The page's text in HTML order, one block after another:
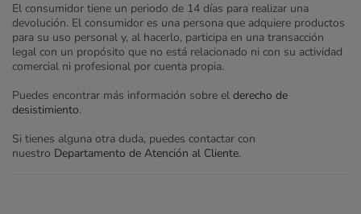
El consumidor tiene un periodo de 14 días para realizar una
devolución. El consumidor es una persona que adquiere productos
para su uso personal y, al hacerlo, participa en una transacción
legal con un propósito que no está relacionado ni con su actividad
comercial ni profesional por cuenta propia.
Puedes encontrar más información sobre el derecho de
desistimiento.
Si tienes alguna otra duda, puedes contactar con
nuestro Departamento de Atención al Cliente.